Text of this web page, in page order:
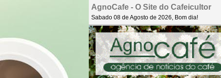
AgnoCafe - O Site do Cafeicultor
Sabado 08 de Agosto de 2026, Bom dia!